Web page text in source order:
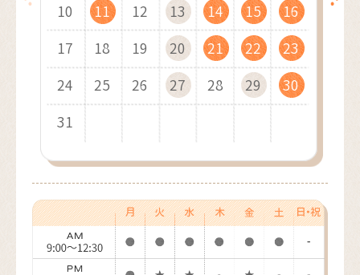
10
11 12 13 14 15
16
17
18 19 20 21 22
23
24
25 26 27 28 29
30
31
14
15 16 17 18 19
20
21
22 23 24 25 26
27
28
29 30
12
13 14 15 16 17
18
19
20 21 22 23 24
25
26
27 28 29 30 31
9
10 11 12 13 14
15
16
17 18 19 20 21
22
23
24 25 26 27 28
29
30
14
15 16 17 18 19
20
21
22 23 24 25 26
27
28
29 30 31
11
12 13 14 15 16
17
18
19 20 21 22 23
24
25
26 27 28 29 30 31
15
16 17 18 19 20
21
22
23 24 25 26 27 28
15
16 17 18 19 20
21
22
23 24 25 26 27
28
29
30 31
12
13 14 15 16 17
18
19
20 21 22 23 24
25
26
27 28 29 30
10
11 12 13 14 15
16
17
18 19 20 21 22
23
24
25 26 27 28 29
30
31
14
15 16 17 18 19
20
21
22 23 24 25 26
27
28
29 30
12
13 14 15 16 17
18
19
20 21 22 23 24
25
26
27 28 29 30 31